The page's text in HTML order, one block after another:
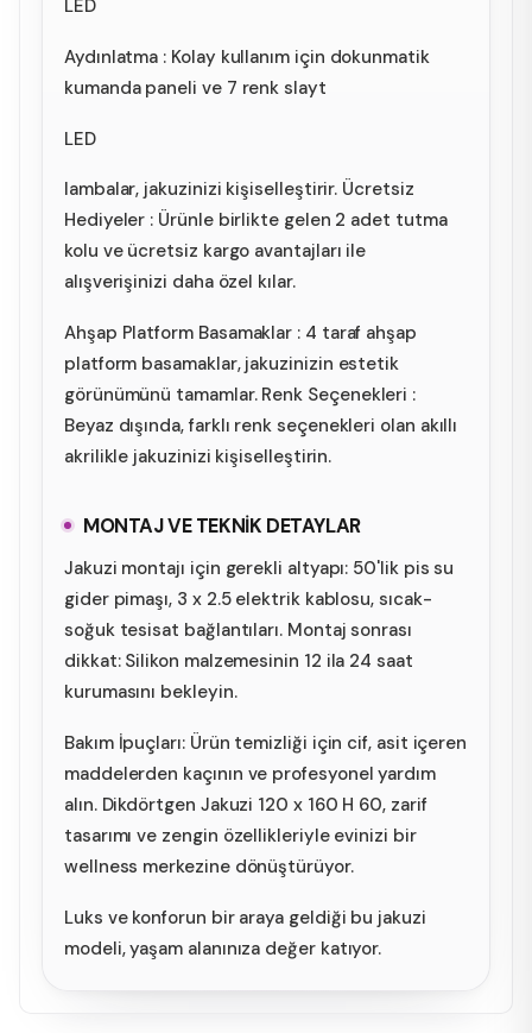
LED
Aydınlatma : Kolay kullanım için dokunmatik
kumanda paneli ve 7 renk slayt
LED
lambalar, jakuzinizi kişiselleştirir. Ücretsiz
Hediyeler : Ürünle birlikte gelen 2 adet tutma
kolu ve ücretsiz kargo avantajları ile
alışverişinizi daha özel kılar.
Ahşap Platform Basamaklar : 4 taraf ahşap
platform basamaklar, jakuzinizin estetik
görünümünü tamamlar. Renk Seçenekleri :
Beyaz dışında, farklı renk seçenekleri olan akıllı
akrilikle jakuzinizi kişiselleştirin.
MONTAJ VE TEKNİK DETAYLAR
Jakuzi montajı için gerekli altyapı: 50'lik pis su
gider pimaşı, 3 x 2.5 elektrik kablosu, sıcak-
soğuk tesisat bağlantıları. Montaj sonrası
dikkat: Silikon malzemesinin 12 ila 24 saat
kurumasını bekleyin.
Bakım İpuçları: Ürün temizliği için cif, asit içeren
maddelerden kaçının ve profesyonel yardım
alın. Dikdörtgen Jakuzi 120 x 160 H 60, zarif
tasarımı ve zengin özellikleriyle evinizi bir
wellness merkezine dönüştürüyor.
Luks ve konforun bir araya geldiği bu jakuzi
modeli, yaşam alanınıza değer katıyor.